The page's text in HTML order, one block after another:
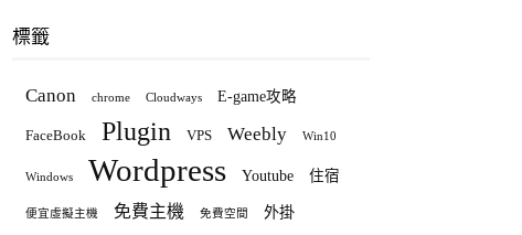
標籤
Canon chrome Cloudways E-game攻略
FaceBook Plugin VPS Weebly Win10
Windows Wordpress Youtube 住宿
便宜虛擬主機 免費主機 免費空間 外掛